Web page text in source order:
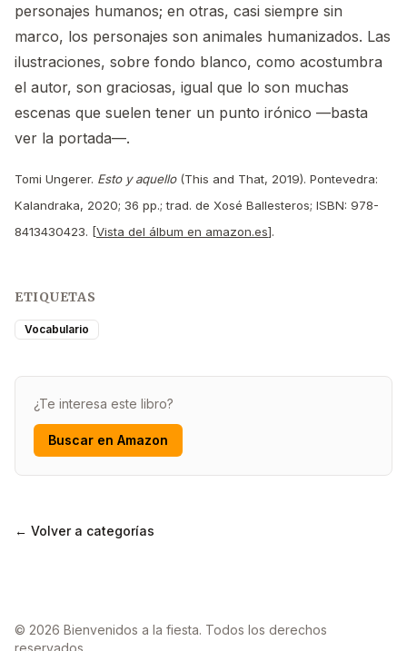
personajes humanos; en otras, casi siempre sin
marco, los personajes son animales humanizados. Las
ilustraciones, sobre fondo blanco, como acostumbra
el autor, son graciosas, igual que lo son muchas
escenas que suelen tener un punto irónico —basta
ver la portada—.
Tomi Ungerer. Esto y aquello(This and That, 2019). Pontevedra:
Kalandraka, 2020; 36 pp.; trad. de Xosé Ballesteros; ISBN: 978-
8413430423. [Vista del álbum en amazon.es].
ETIQUETAS
Vocabulario
¿Te interesa este libro?
Buscar en Amazon
← Volver a categorías
© 2026 Bienvenidos a la fiesta. Todos los derechos
reservados.